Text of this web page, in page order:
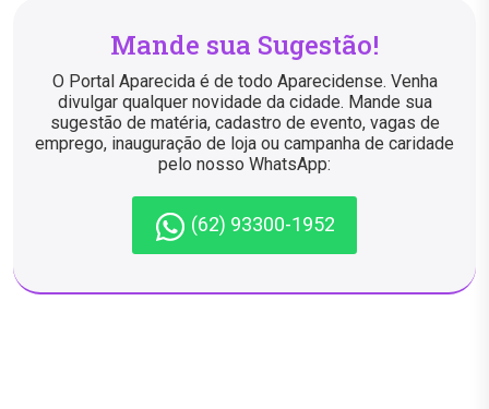
Mande sua Sugestão!
O Portal Aparecida é de todo Aparecidense. Venha
divulgar qualquer novidade da cidade. Mande sua
sugestão de matéria, cadastro de evento, vagas de
emprego, inauguração de loja ou campanha de caridade
pelo nosso WhatsApp:
(62) 93300-1952